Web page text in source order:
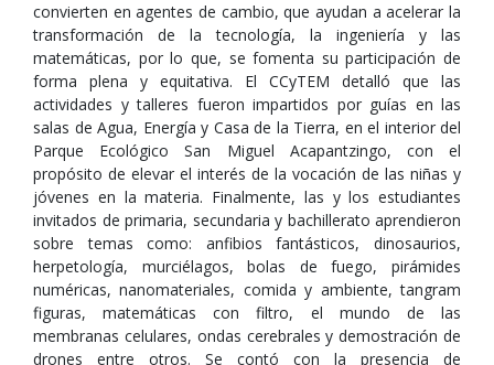
convierten en agentes de cambio, que ayudan a acelerar la
transformación de la tecnología, la ingeniería y las
matemáticas, por lo que, se fomenta su participación de
forma plena y equitativa. El CCyTEM detalló que las
actividades y talleres fueron impartidos por guías en las
salas de Agua, Energía y Casa de la Tierra, en el interior del
Parque Ecológico San Miguel Acapantzingo, con el
propósito de elevar el interés de la vocación de las niñas y
jóvenes en la materia. Finalmente, las y los estudiantes
invitados de primaria, secundaria y bachillerato aprendieron
sobre temas como: anfibios fantásticos, dinosaurios,
herpetología, murciélagos, bolas de fuego, pirámides
numéricas, nanomateriales, comida y ambiente, tangram
figuras, matemáticas con filtro, el mundo de las
membranas celulares, ondas cerebrales y demostración de
drones entre otros. Se contó con la presencia de